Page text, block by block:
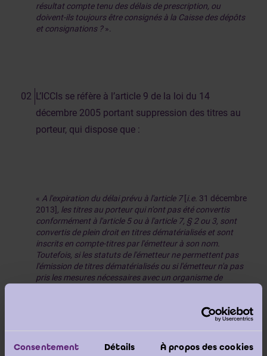
Consentement Détails À propos des cookies
résultat compte tenu des délais de prescription, ou
doivent-ils toujours être consignés à la Caisse des dépôts
et consignations ?».
L’ICCIs se réfère à l’article 9 de la loi du 14
décembre 2005 portant suppression des titres au
porteur, qui dispose que :
« A l'expiration du délai prévu à l'article 7[i.e. 31 décembre
2013]
, les titres au porteur qui n'ont pas été convertis
conformément à l'article 5 ou à l'article 7, § 2 ou 3, sont
convertis de plein droit en titres dématérialisés et sont
inscrits en compte-titres par l'émetteur à son nom.
Toutefois, si les statuts de l'émetteur ne permettent pas
l'émission de titres dématérialisés ou si l'émetteur n'a pas
pris les mesures nécessaires avec un organisme de
dématérialisés n'a pas été organisée sont convertis de